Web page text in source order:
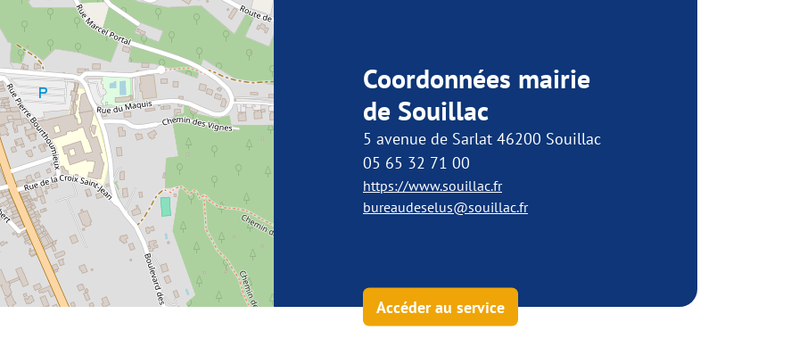
Coordonnées mairie
de Souillac
5 avenue de Sarlat 46200 Souillac
05 65 32 71 00
https://www.souillac.fr
bureaudeselus@souillac.fr
Accéder au service